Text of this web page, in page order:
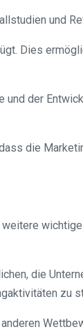
und
Dies
der
die
die
zu